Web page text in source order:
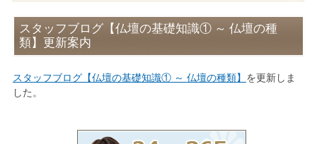
スタッフブログ【仏壇の基礎知識① ～ 仏壇の種
類】更新案内
スタッフブログ【仏壇の基礎知識① ～ 仏壇の種類】 を更新しま
した。